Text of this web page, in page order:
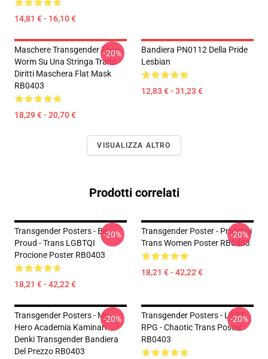
14,81 € - 16,10 €
Maschere Transgender Face -
Worm Su Una Stringa Trans
Diritti Maschera Flat Mask
RB0403
18,29 € - 20,70 €
-20%
Bandiera PN0112 Della Pride
Lesbian
12,83 € - 31,23 €
VISUALIZZA ALTRO
Prodotti correlati
Transgender Posters - Be
Proud - Trans LGBTQI
Procione Poster RB0403
18,21 € - 42,22 €
-20%
Transgender Poster - Proteggi
Trans Women Poster RB0403
18,21 € - 42,22 €
-20%
Transgender Posters - My
Hero Academia Kaminari
Denki Transgender Bandiera
Del Prezzo RB0403
-20%
Transgender Posters - LGBT
RPG - Chaotic Trans Poster
RB0403
-20%